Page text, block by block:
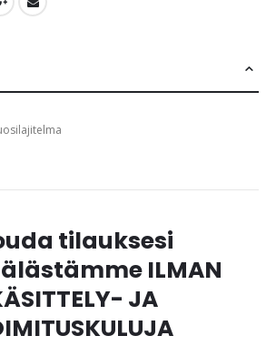
tilauksesi
ILMAN
JA